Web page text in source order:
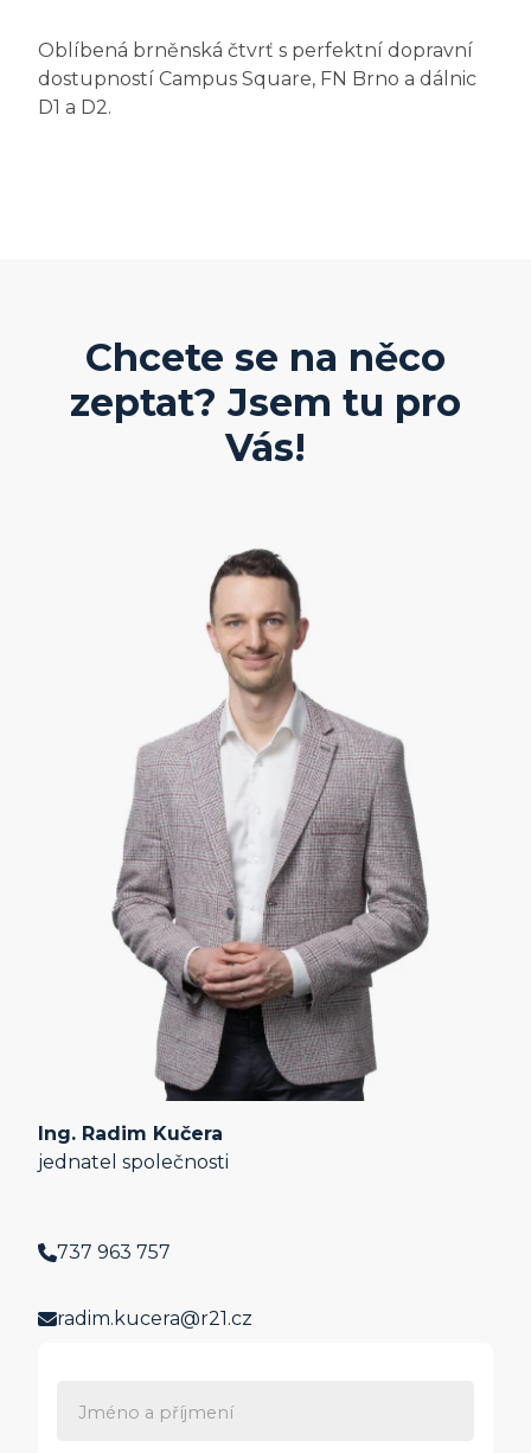
Oblíbená brněnská čtvrť s perfektní dopravní
dostupností Campus Square, FN Brno a dálnic
D1 a D2.
Chcete se na něco
zeptat? Jsem tu pro
Vás!
Ing. Radim Kučera
jednatel společnosti
737 963 757
radim.kucera@r21.cz
Jméno a příjmení